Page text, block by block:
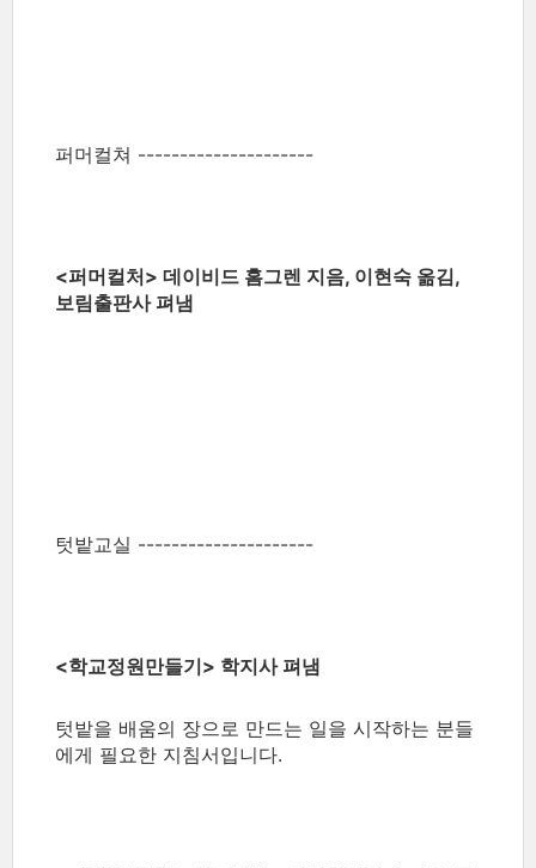
퍼머컬쳐 ---------------------
<퍼머컬처> 데이비드 홈그렌 지음, 이현숙 옮김,
보림출판사 펴냄
텃밭교실 ---------------------
<학교정원만들기> 학지사 펴냄
텃밭을 배움의 장으로 만드는 일을 시작하는 분들
에게 필요한 지침서입니다.